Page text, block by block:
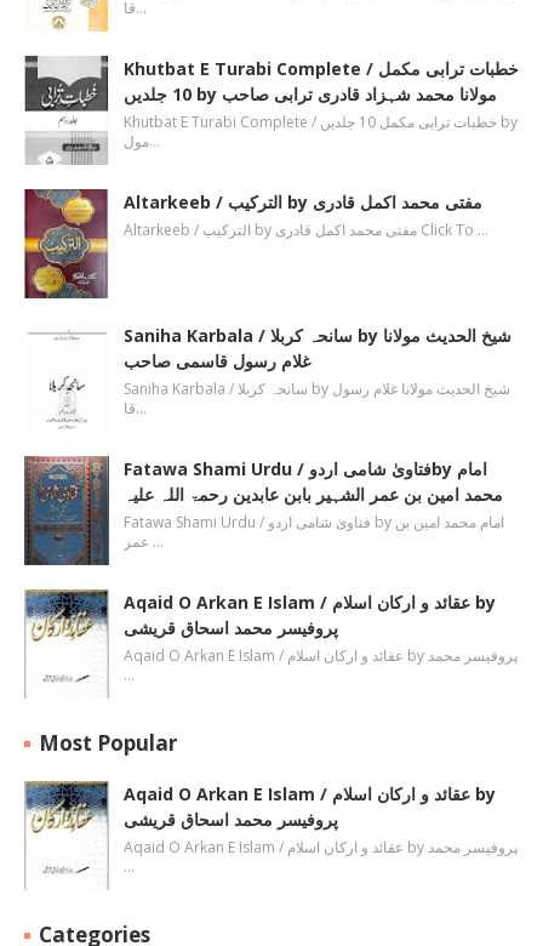
قا…
Khutbat E Turabi Complete / خطبات ترابی مکمل
10 جلدیں by مولانا محمد شہزاد قادری ترابی صاحب
Khutbat E Turabi Complete / خطبات ترابی مکمل 10 جلدیں by
مول…
Altarkeeb / الترکیب by مفتی محمد اکمل قادری
Altarkeeb / الترکیب by مفتی محمد اکمل قادری Click To …
Saniha Karbala / سانحہ کربلا by شیخ الحدیث مولانا
غلام رسول قاسمی صاحب
Saniha Karbala / سانحہ کربلا by شیخ الحدیث مولانا غلام رسول
قا…
Fatawa Shami Urdu / فتاویٰ شامی اردوby امام
محمد امین بن عمر الشہیر بابن عابدین رحمۃ اللہ علیہ
Fatawa Shami Urdu / فتاویٰ شامی اردو by امام محمد امین بن
عمر …
Aqaid O Arkan E Islam / عقائد و ارکان اسلام by
پروفیسر محمد اسحاق قریشی
Aqaid O Arkan E Islam / عقائد و ارکان اسلام by پروفیسر محمد
…
Most Popular
Aqaid O Arkan E Islam / عقائد و ارکان اسلام by
پروفیسر محمد اسحاق قریشی
Aqaid O Arkan E Islam / عقائد و ارکان اسلام by پروفیسر محمد
…
Categories